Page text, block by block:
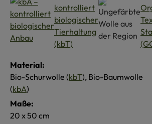
Material:
Bio-Schurwolle (kbT), Bio-Baumwolle
(kbA)
Maße:
20 x 50 cm